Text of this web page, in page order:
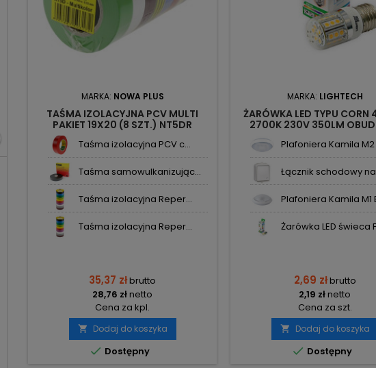
MARKA: NOWA PLUS
TAŚMA IZOLACYJNA PCV MULTI
PAKIET 19X20 (8 SZT.) NT5DR
Taśma izolacyjna PCV c...
Taśma samowulkanizując...
Taśma izolacyjna Reper...
Taśma izolacyjna Reper...
35,37 złbrutto
28,76 złnetto
Cena za kpl.
 Dodaj do koszyka
 Dostępny
MARKA: LIGHTECH
ŻARÓWKA LED TYPU CORN
2700K 230V 350LM
Plafoniera Kamila M2
Łącznik schodowy
Plafoniera Kamila M1
Żarówka LED świeca
2,69 złbrutto
2,19 złnetto
Cena za szt.
 Dodaj do koszyka
 Dostępny